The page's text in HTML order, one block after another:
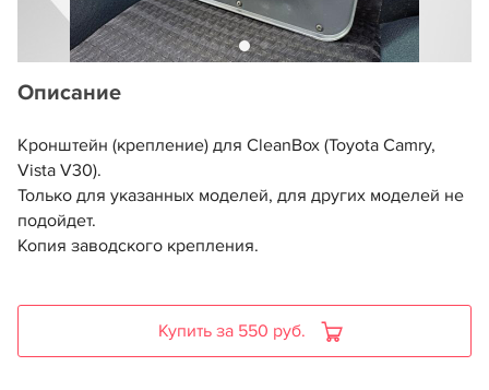
Описание
Кронштейн (крепление) для CleanBox (Toyota Camry,
Vista V30).
Только для указанных моделей, для других моделей не
подойдет.
Копия заводского крепления.
Купить за 550 руб.